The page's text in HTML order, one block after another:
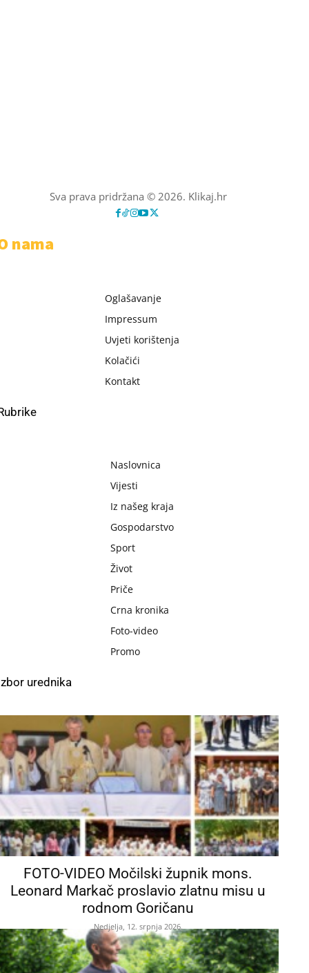
Sva prava pridržana © 2026. Klikaj.hr
nama
Oglašavanje
Impressum
Uvjeti korištenja
Kolačići
Kontakt
Naslovnica
Vijesti
Iz našeg kraja
Gospodarstvo
Sport
Život
Priče
Crna kronika
Foto-video
Promo
urednika
FOTO-VIDEO Močilski župnik mons.
Leonard Markač proslavio zlatnu misu u
rodnom Goričanu
Nedjelja, 12. srpnja 2026.